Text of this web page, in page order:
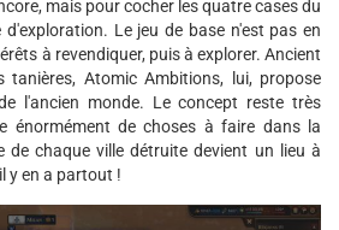
mais pour cocher les quatre cases du
Le jeu de base n'est pas en
à revendiquer, puis à explorer. Ancient
tanières, Atomic Ambitions, lui, propose
l'ancien monde. Le concept reste très
énormément de choses à faire dans la
de chaque ville détruite devient un lieu à
y en a partout !